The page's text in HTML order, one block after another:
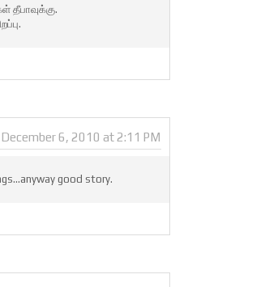
தீபாவுக்கு.
December 6, 2010 at 2:11 PM
good story.